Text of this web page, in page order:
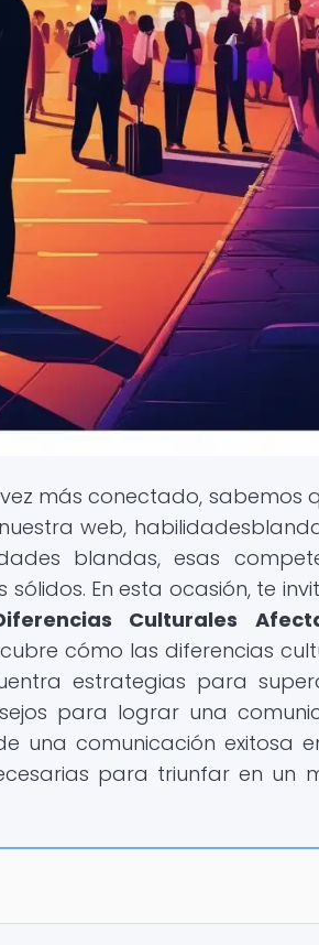
más conectado, sabemos
web,
blandas, esas
En esta ocasión, te
Culturales
cómo las diferencias
estrategias para
para lograr una
una comunicación exitosa
para triunfar en un